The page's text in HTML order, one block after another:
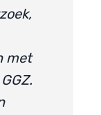
met